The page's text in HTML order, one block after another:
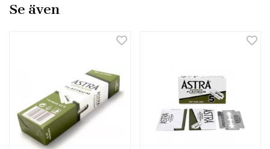
Se även